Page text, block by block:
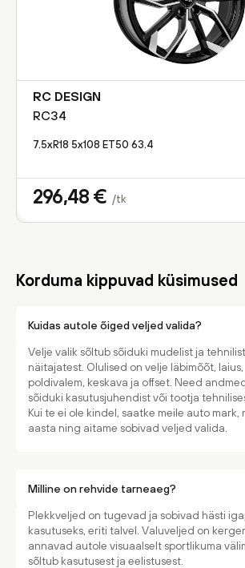
RC DESIGN
RC34
7.5xR18 5x108 ET50 63.4
296,48 € /tk
Korduma kippuvad küsimused
Kuidas autole õiged veljed valida?
Velje valik sõltub sõiduki mudelist ja
näitajatest. Olulised on velje läbimõõt, laius,
poldivalem, keskava ja offset. Need
sõiduki kasutusjuhendist või tootja
Kui te ei ole kindel, saatke meile auto mark,
aasta ning aitame sobivad veljed valida.
Milline on rehvide tarneaeg?
Plekkveljed on tugevad ja sobivad hästi
kasutuseks, eriti talvel. Valuveljed on
annavad autole visuaalselt sportlikuma
sõltub kasutusest ja eelistusest.